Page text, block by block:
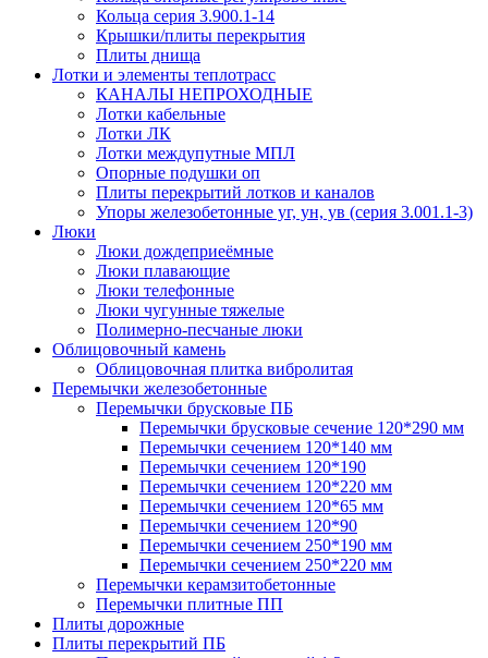
Кольца серия 3.900.1-14
Крышки/плиты перекрытия
Плиты днища
Лотки и элементы теплотрасс
КАНАЛЫ НЕПРОХОДНЫЕ
Лотки кабельные
Лотки ЛК
Лотки междупутные МПЛ
Опорные подушки оп
Плиты перекрытий лотков и каналов
Упоры железобетонные уг, ун, ув (серия 3.001.1-3)
Люки
Люки дождеприеёмные
Люки плавающие
Люки телефонные
Люки чугунные тяжелые
Полимерно-песчаные люки
Облицовочный камень
Облицовочная плитка вибролитая
Перемычки железобетонные
Перемычки брусковые ПБ
Перемычки брусковые сечение 120*290 мм
Перемычки сечением 120*140 мм
Перемычки сечением 120*190
Перемычки сечением 120*220 мм
Перемычки сечением 120*65 мм
Перемычки сечением 120*90
Перемычки сечением 250*190 мм
Перемычки сечением 250*220 мм
Перемычки керамзитобетонные
Перемычки плитные ПП
Плиты дорожные
Плиты перекрытий ПБ